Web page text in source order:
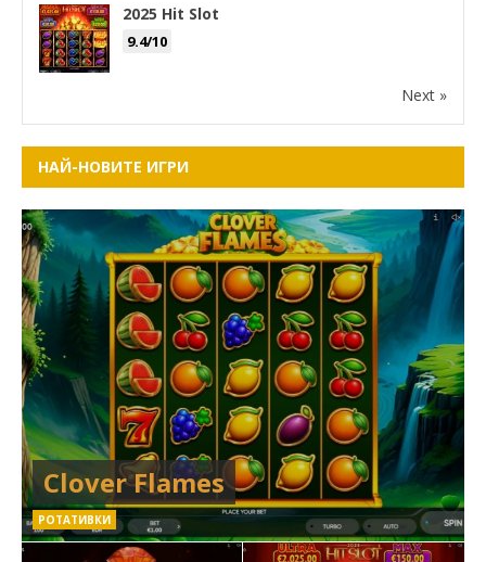
2025 Hit Slot
9.4/10
Next »
НАЙ-НОВИТЕ ИГРИ
Clover Flames
РОТАТИВКИ